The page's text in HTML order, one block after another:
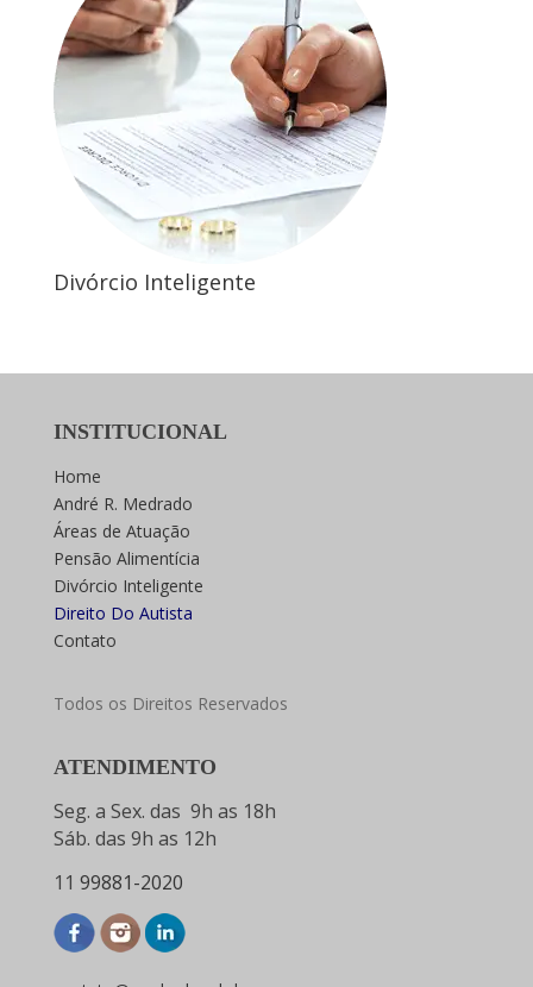
Divórcio Inteligente
INSTITUCIONAL
Home
André R. Medrado
Áreas de Atuação
Pensão Alimentícia
Divórcio Inteligente
Direito Do Autista
Contato
Todos os Direitos Reservados
ATENDIMENTO
Seg. a Sex. das 9h as 18h
Sáb. das 9h as 12h
11 99881-2020